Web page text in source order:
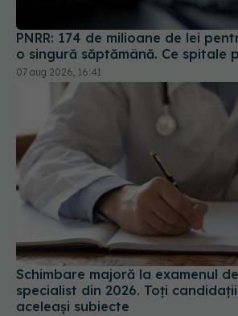
PNRR: 174 de milioane de lei
o singură săptămână. Ce spitale
07 aug 2026, 16:41
Schimbare majoră la examenul
specialist din 2026. Toți
aceleași subiecte